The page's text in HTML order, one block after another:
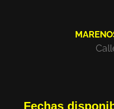
Fechas